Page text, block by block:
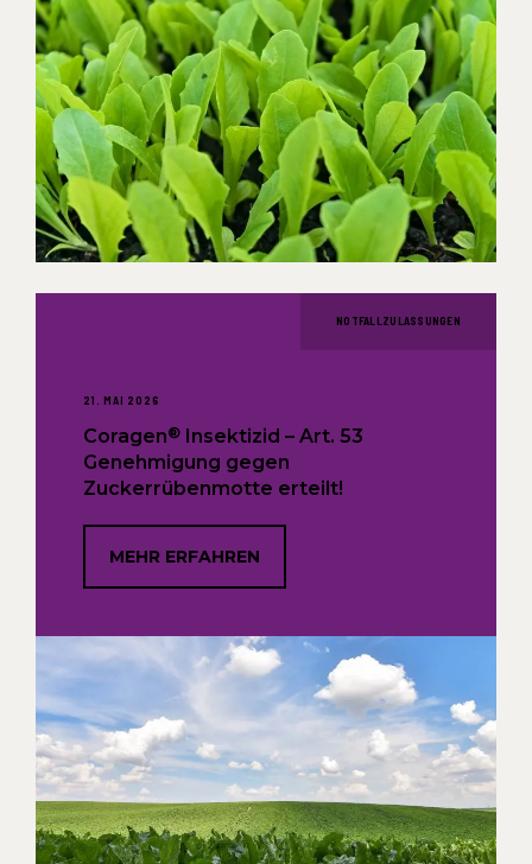
NOTFALLZULASSUNGEN
21. MAI 2026
Coragen® Insektizid – Art. 53
Genehmigung gegen
Zuckerrübenmotte erteilt!
MEHR ERFAHREN